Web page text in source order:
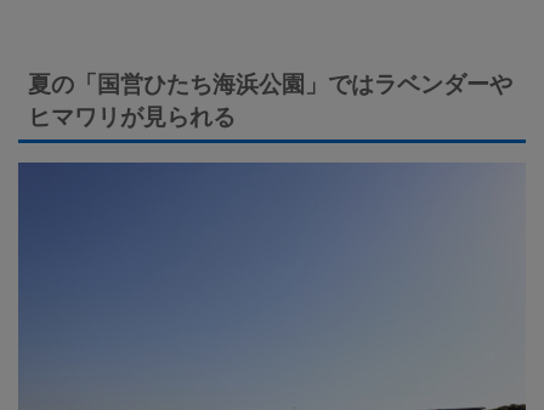
夏の「国営ひたち海浜公園」ではラベンダーや
ヒマワリが見られる